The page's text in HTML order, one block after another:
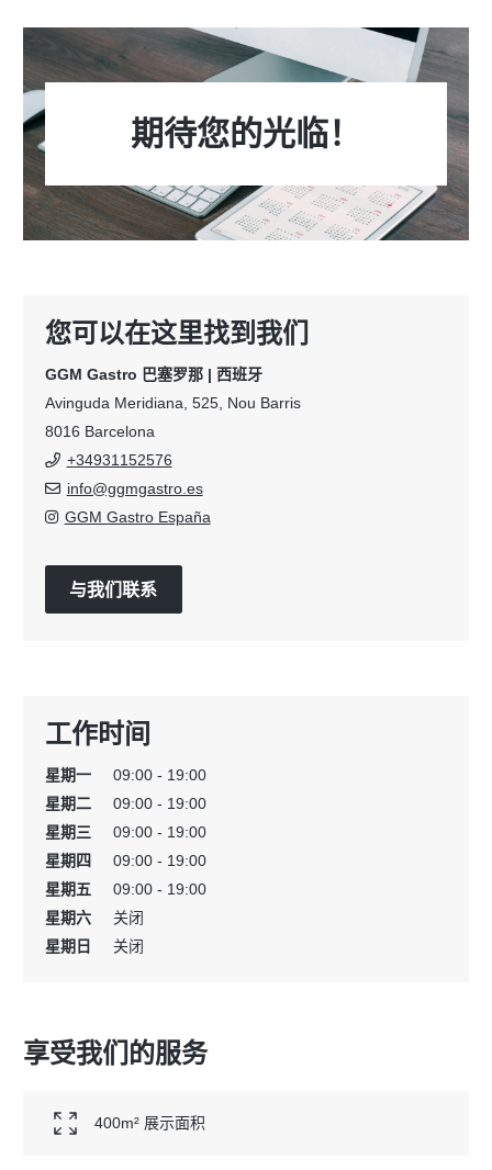
期待您的光临！
您可以在这里找到我们
GGM Gastro 巴塞罗那 | 西班牙
Avinguda Meridiana, 525, Nou Barris
8016 Barcelona
+34931152576
info@ggmgastro.es
GGM Gastro España
与我们联系
工作时间
星期一
09:00 - 19:00
星期二
09:00 - 19:00
星期三
09:00 - 19:00
星期四
09:00 - 19:00
星期五
09:00 - 19:00
星期六
关闭
星期日
关闭
享受我们的服务
400m² 展示面积